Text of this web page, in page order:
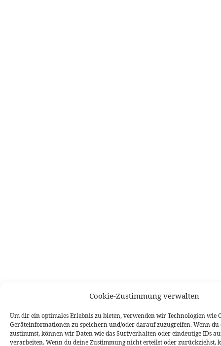
Cookie-Zustimmung verwalten
Um dir ein optimales Erlebnis zu bieten, verwenden wir Technologien wie
Geräteinformationen zu speichern und/oder darauf zuzugreifen. Wenn du
zustimmst, können wir Daten wie das Surfverhalten oder eindeutige IDs
verarbeiten. Wenn du deine Zustimmung nicht erteilst oder zurückziehst,